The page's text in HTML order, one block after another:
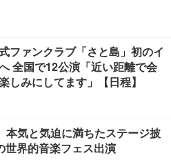
ファンクラブ「さと島」初のイ
全国で12公演「近い距離で会
しみにしてます」【日程】
本気と気迫に満ちたステージ披
世界的音楽フェス出演